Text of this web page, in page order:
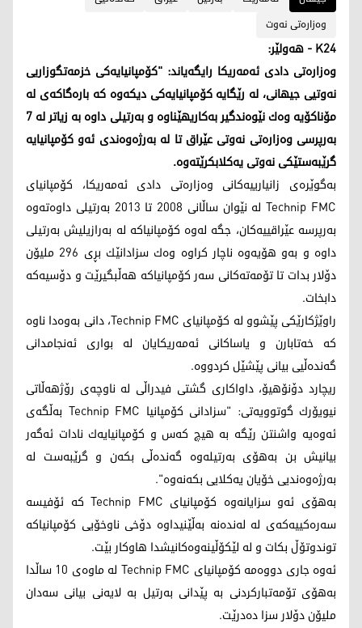
وه‌زاره‌تی نه‌وت
K24 - هه‌ولێر:
وه‌زاره‌تی دادی ئه‌مه‌ریكا رایگه‌یاند: "كۆمپانیایه‌كی خزمه‌تگوزاریی
نه‌وتیی جیهانی، له‌ رێگایه‌ كۆمپانیایه‌كی دیكه‌وه‌ كه‌ باره‌گاكه‌ی له‌
مۆناكۆیه‌ وه‌ك نێوه‌ندگیر به‌كاریهێناوه‌ و به‌رتیلی داوه‌ به‌ زیاتر له‌ 7
به‌رپرسی وه‌زاره‌تی نه‌وتی عێراق تا له‌ به‌رژه‌وه‌ندی ئه‌و كۆمپانیایه‌
گرێبه‌ستێكی نه‌وتی یه‌كلابكرێته‌وه‌.
به‌گوێره‌ی زانیارییه‌كانی وه‌زاره‌تی دادی ئه‌مه‌ریكا، كۆمپانیای
Technip FMC له‌ نێوان ساڵانی 2008 تا 2013 به‌رتیلی داوه‌ته‌وه‌
به‌رپرسه‌ عێراقییه‌كان، جگه‌ له‌وه‌ كۆمپانیاكه‌ له‌ به‌رازیلیش به‌رتیلی
داوه‌ و به‌و هۆیه‌وه‌ ناچار كراوه‌ وه‌ك سزادانێك بڕی 296 ملیۆن
دۆلار بدات تا تۆمه‌ته‌كانی سه‌ر كۆمپانیاكه‌ هه‌ڵبگیرێت و دۆسیه‌كه‌
دابخات.
راوێژكارێكی پێشوو له‌ كۆمپانیای Technip FMC، دانی به‌وه‌دا ناوه‌
كه‌ خه‌تابارن و یاساكانی ئه‌مه‌ریكایان له‌ بواری ئه‌نجامدانی
گه‌نده‌ڵیی بیانی پێشێل كردووه‌.
ریچارد دۆنۆهیۆ، داواكاری گشتی فیدراڵی له‌ ناوچه‌ی رۆژهه‌ڵاتی
نیویۆرك گوتوویه‌تی: "سزادانی كۆمپانیا Technip FMC به‌ڵگه‌ی
ئه‌وه‌یه‌ واشنتن رێگه‌ به‌ هیچ كه‌س و كۆمپانیایه‌ك نادات ئه‌گه‌ر
بیانیش بن به‌هۆی به‌رتیله‌وه‌ گه‌نده‌ڵی بكه‌ن و گرێبه‌ست له‌
به‌رژه‌وه‌ندیی خۆیان یه‌كلایی بكه‌نه‌وه‌".
به‌هۆی ئه‌و سزایانه‌وه‌ كۆمپانیای Technip FMC كه‌ ئۆفیسه‌
سه‌ره‌كییه‌كه‌ی له‌ له‌نده‌نه‌ به‌ڵێنیداوه‌ دۆخی ناوخۆیی كۆمپانیاكه‌
توندوتۆڵ بكات و له‌ لێكۆڵینه‌وه‌كانیشدا هاوكار بێت.
ئه‌وه‌ جاری دووه‌مه‌ كۆمپانیای Technip FMC له‌ ماوه‌ی 10 ساڵدا
به‌هۆی تۆمه‌تباركردنی به‌ پێدانی به‌رتیل به‌ لایه‌نی بیانی سه‌دان
ملیۆن دۆلار سزا ده‌درێت.